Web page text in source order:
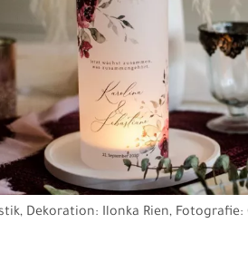
Dekoration: Ilonka Rien,